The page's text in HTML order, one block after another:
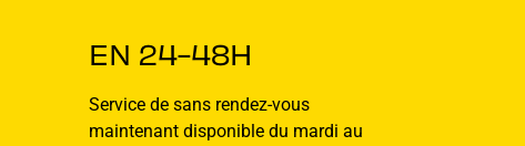
EN 24-48H
Service de sans rendez-vous
maintenant disponible du mardi au